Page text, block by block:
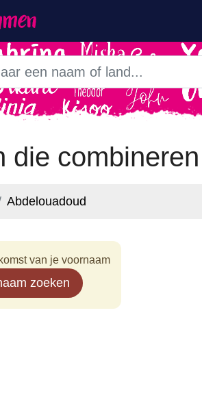
die
Abdelouadoud
van je voornaam
zoeken